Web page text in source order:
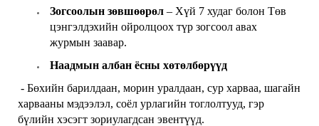
Зогсоолын зөвшөөрөл – Хүй 7 худаг болон Төв
цэнгэлдэхийн ойролцоох түр зогсоол авах
журмын заавар.
Наадмын албан ёсны хөтөлбөрүүд
- Бөхийн барилдаан, морин уралдаан, сур харваа, шагайн
харвааны мэдээлэл, соёл урлагийн тоглолтууд, гэр
бүлийн хэсэгт зориулагдсан эвентүүд.